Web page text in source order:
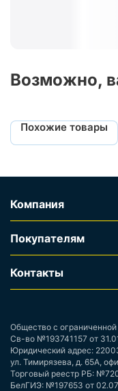
Возможно,
Похожие товары
Компания
Покупателям
Контакты
Общество с
Св-во №193741157 от
Юридический адрес:
ул. Тимирязева, д. 65А,
Торговый реестр РБ:
БелГИЭ: №197653 от